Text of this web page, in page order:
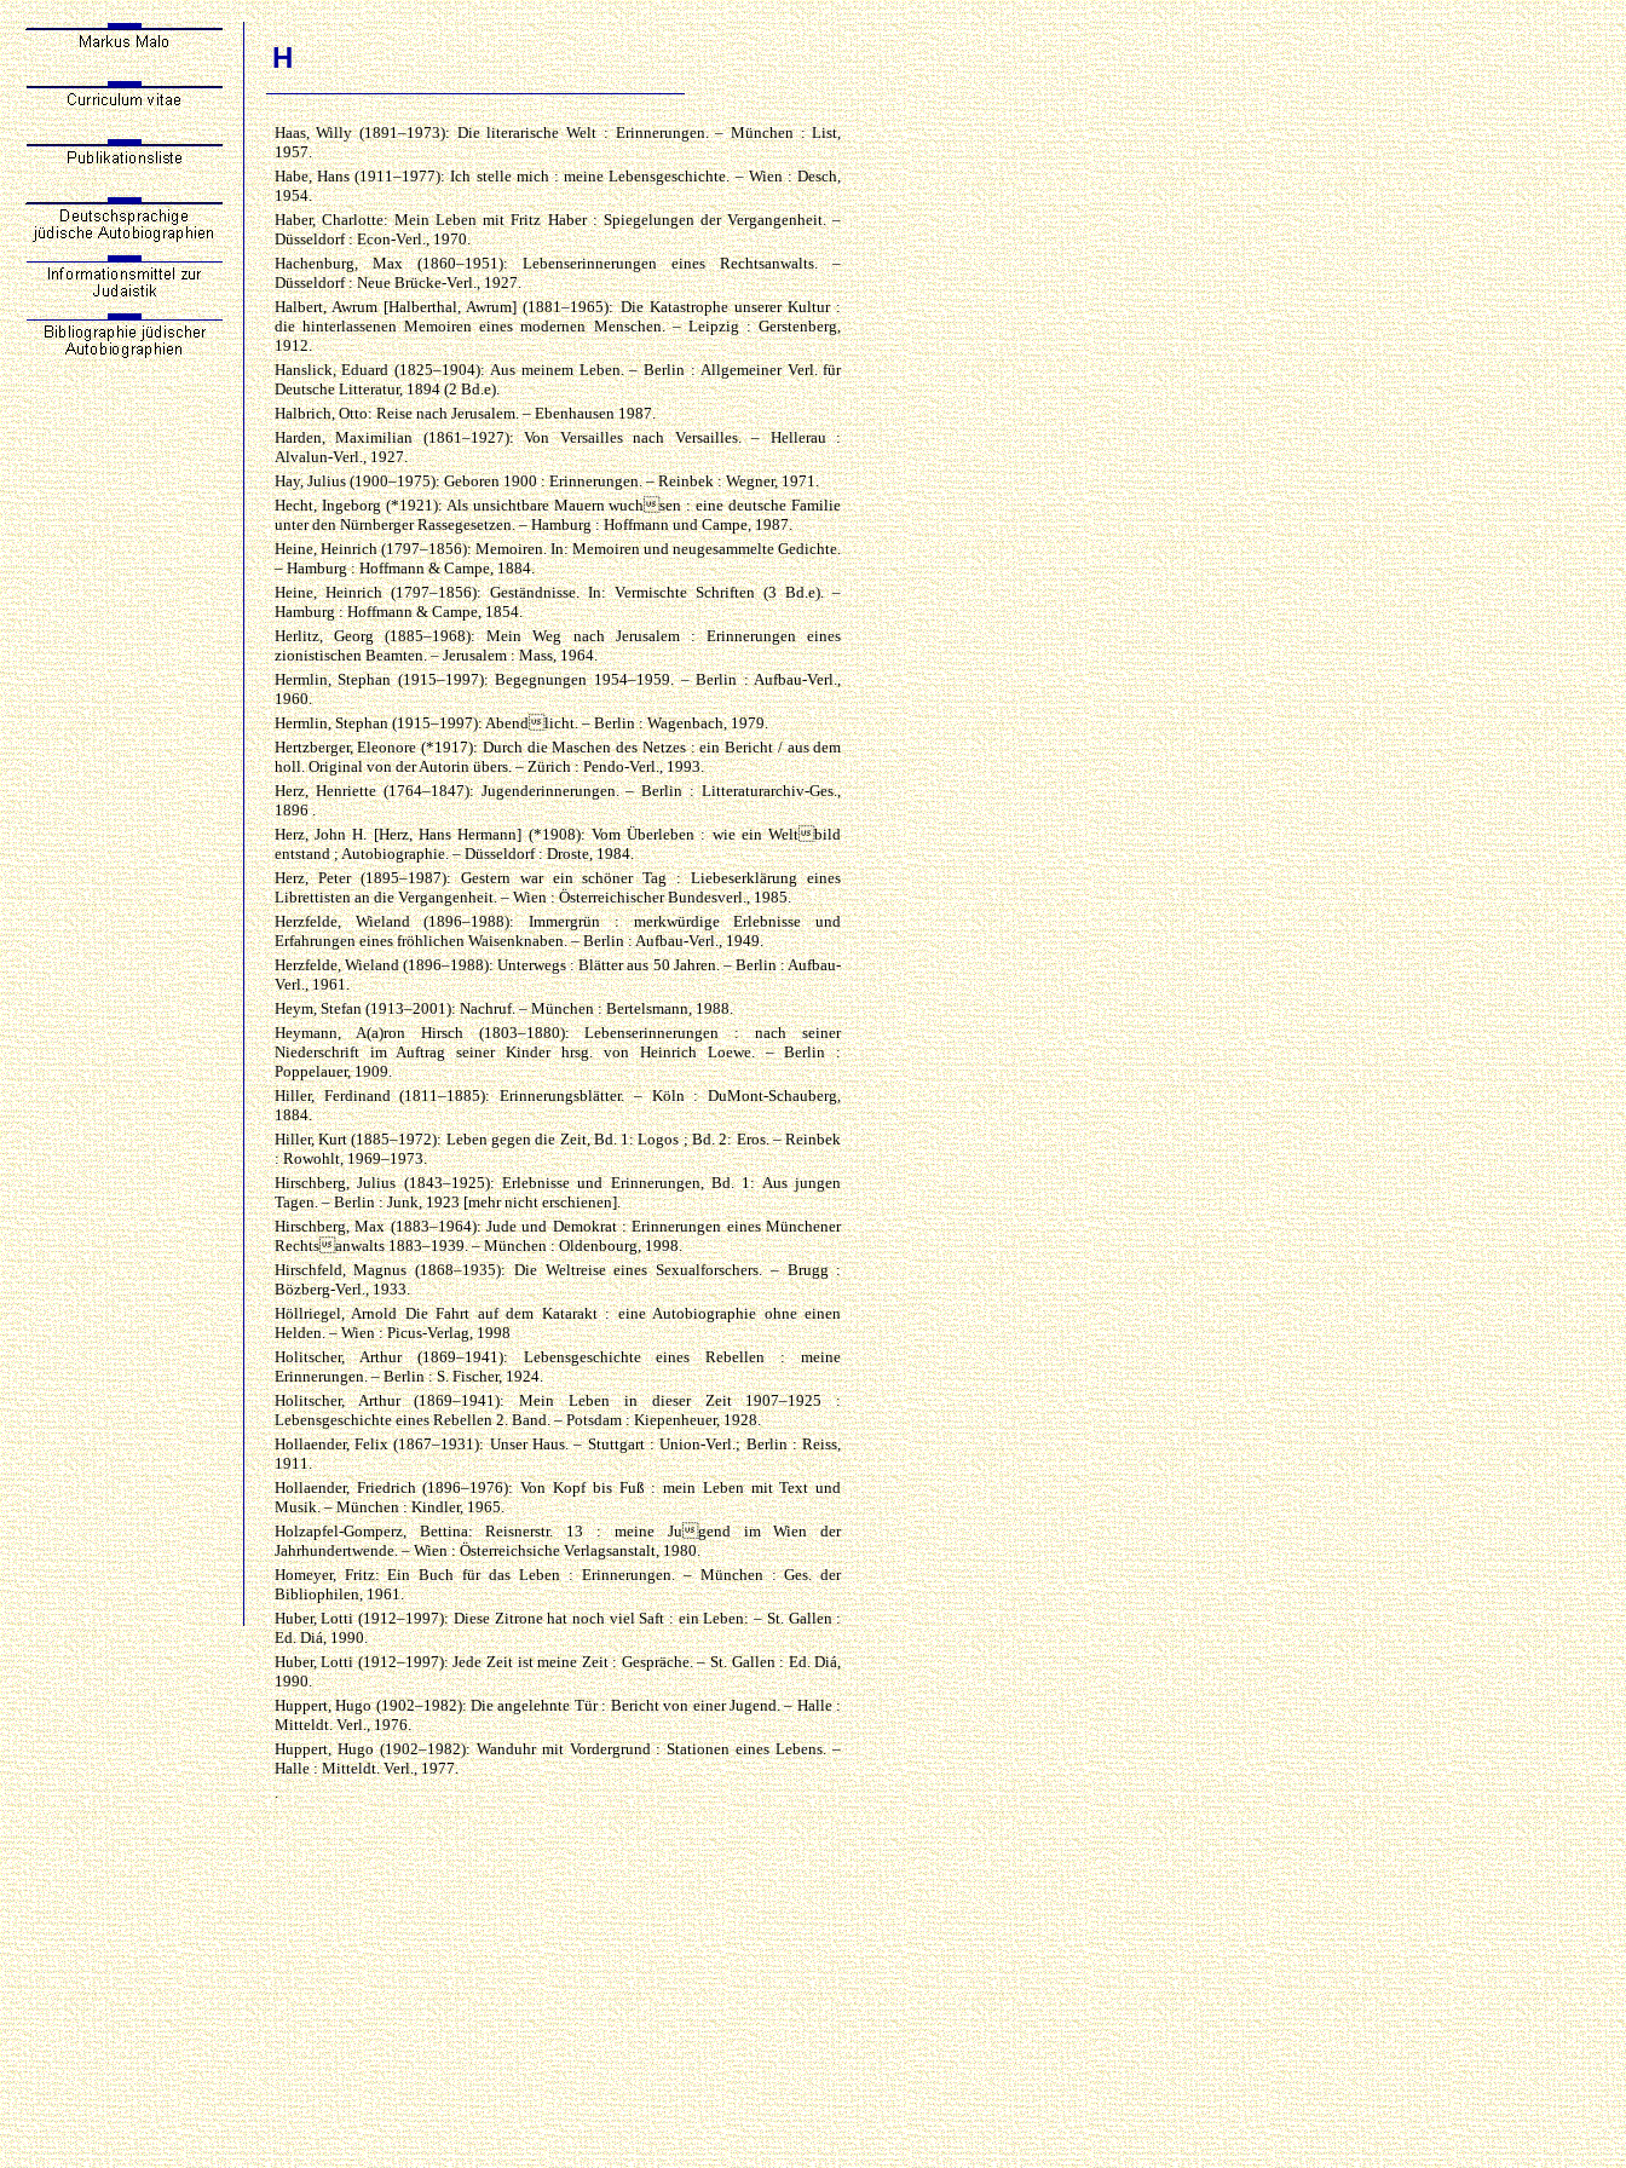
H
Haas, Willy (1891–1973): Die literarische Welt : Erinnerungen. – München : List,
1957.
Habe, Hans (1911–1977): Ich stelle mich : meine Lebensgeschichte. – Wien : Desch,
1954.
Haber, Charlotte: Mein Leben mit Fritz Haber : Spiegelungen der Vergangenheit. –
Düsseldorf : Econ-Verl., 1970.
Hachenburg, Max (1860–1951): Lebenserinnerungen eines Rechtsanwalts. –
Düsseldorf : Neue Brücke-Verl., 1927.
Halbert, Awrum [Halberthal, Awrum] (1881–1965): Die Katastrophe unserer Kultur :
die hinterlassenen Memoiren eines modernen Menschen. – Leipzig : Gerstenberg,
1912.
Hanslick, Eduard (1825–1904): Aus meinem Leben. – Berlin : Allgemeiner Verl. für
Deutsche Litteratur, 1894 (2 Bd.e).
Halbrich, Otto: Reise nach Jerusalem. – Ebenhausen 1987.
Harden, Maximilian (1861–1927): Von Versailles nach Versailles. – Hellerau :
Alvalun-Verl., 1927.
Hay, Julius (1900–1975): Geboren 1900 : Erinnerungen. – Reinbek : Wegner, 1971.
Hecht, Ingeborg (*1921): Als unsichtbare Mauern wuchsen : eine deutsche Familie
unter den Nürnberger Rassegesetzen. – Hamburg : Hoffmann und Campe, 1987.
Heine, Heinrich (1797–1856): Memoiren. In: Memoiren und neugesammelte Gedichte.
– Hamburg : Hoffmann & Campe, 1884.
Heine, Heinrich (1797–1856): Geständnisse. In: Vermischte Schriften (3 Bd.e). –
Hamburg : Hoffmann & Campe, 1854.
Herlitz, Georg (1885–1968): Mein Weg nach Jerusalem : Erinnerungen eines
zionistischen Beamten. – Jerusalem : Mass, 1964.
Hermlin, Stephan (1915–1997): Begegnungen 1954–1959. – Berlin : Aufbau-Verl.,
1960.
Hermlin, Stephan (1915–1997): Abendlicht. – Berlin : Wagenbach, 1979.
Hertzberger, Eleonore (*1917): Durch die Maschen des Netzes : ein Bericht / aus dem
holl. Original von der Autorin übers. – Zürich : Pendo-Verl., 1993.
Herz, Henriette (1764–1847): Jugenderinnerungen. – Berlin : Litteraturarchiv-Ges.,
1896 .
Herz, John H. [Herz, Hans Hermann] (*1908): Vom Überleben : wie ein Weltbild
entstand ; Autobiographie. – Düsseldorf : Droste, 1984.
Herz, Peter (1895–1987): Gestern war ein schöner Tag : Liebeserklärung eines
Librettisten an die Vergangenheit. – Wien : Österreichischer Bundesverl., 1985.
Herzfelde, Wieland (1896–1988): Immergrün : merkwürdige Erlebnisse und
Erfahrungen eines fröhlichen Waisenknaben. – Berlin : Aufbau-Verl., 1949.
Herzfelde, Wieland (1896–1988): Unterwegs : Blätter aus 50 Jahren. – Berlin : Aufbau-
Verl., 1961.
Heym, Stefan (1913–2001): Nachruf. – München : Bertelsmann, 1988.
Heymann, A(a)ron Hirsch (1803–1880): Lebenserinnerungen : nach seiner
Niederschrift im Auftrag seiner Kinder hrsg. von Heinrich Loewe. – Berlin :
Poppelauer, 1909.
Hiller, Ferdinand (1811–1885): Erinnerungsblätter. – Köln : DuMont-Schauberg,
1884.
Hiller, Kurt (1885–1972): Leben gegen die Zeit, Bd. 1: Logos ; Bd. 2: Eros. – Reinbek
: Rowohlt, 1969–1973.
Hirschberg, Julius (1843–1925): Erlebnisse und Erinnerungen, Bd. 1: Aus jungen
Tagen. – Berlin : Junk, 1923 [mehr nicht erschienen].
Hirschberg, Max (1883–1964): Jude und Demokrat : Erinnerungen eines Münchener
Rechtsanwalts 1883–1939. – München : Oldenbourg, 1998.
Hirschfeld, Magnus (1868–1935): Die Weltreise eines Sexualforschers. – Brugg :
Bözberg-Verl., 1933.
Höllriegel, Arnold Die Fahrt auf dem Katarakt : eine Autobiographie ohne einen
Helden. – Wien : Picus-Verlag, 1998
Holitscher, Arthur (1869–1941): Lebensgeschichte eines Rebellen : meine
Erinnerungen. – Berlin : S. Fischer, 1924.
Holitscher, Arthur (1869–1941): Mein Leben in dieser Zeit 1907–1925 :
Lebensgeschichte eines Rebellen 2. Band. – Potsdam : Kiepenheuer, 1928.
Hollaender, Felix (1867–1931): Unser Haus. – Stuttgart : Union-Verl.; Berlin : Reiss,
1911.
Hollaender, Friedrich (1896–1976): Von Kopf bis Fuß : mein Leben mit Text und
Musik. – München : Kindler, 1965.
Holzapfel-Gomperz, Bettina: Reisnerstr. 13 : meine Jugend im Wien der
Jahrhundertwende. – Wien : Österreichsiche Verlagsanstalt, 1980.
Homeyer, Fritz: Ein Buch für das Leben : Erinnerungen. – München : Ges. der
Bibliophilen, 1961.
Huber, Lotti (1912–1997): Diese Zitrone hat noch viel Saft : ein Leben: – St. Gallen :
Ed. Diá, 1990.
Huber, Lotti (1912–1997): Jede Zeit ist meine Zeit : Gespräche. – St. Gallen : Ed. Diá,
1990.
Huppert, Hugo (1902–1982): Die angelehnte Tür : Bericht von einer Jugend. – Halle :
Mitteldt. Verl., 1976.
Huppert, Hugo (1902–1982): Wanduhr mit Vordergrund : Stationen eines Lebens. –
Halle : Mitteldt. Verl., 1977.
.